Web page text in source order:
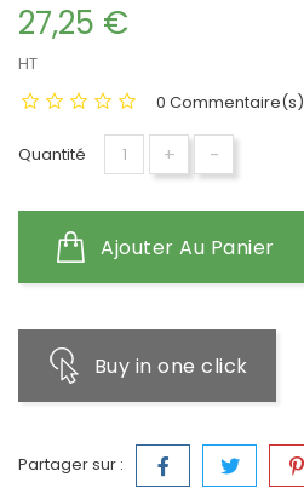
27,25 €
HT
0 Commentaire(s)
Quantité + -
Ajouter Au Panier
Buy in one click
Partager sur :